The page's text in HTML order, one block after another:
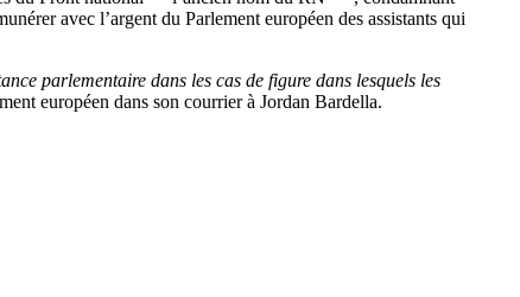
avec l’argent du Parlement européen des assistants qui
parlementaire dans les cas de figure dans lesquels les
européen dans son courrier à Jordan Bardella.